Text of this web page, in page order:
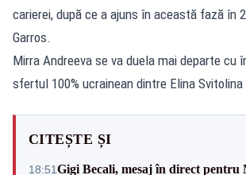
carierei, după ce a ajuns în această fază în
Garros.
Mirra Andreeva se va duela mai departe cu
sfertul 100% ucrainean dintre Elina
CITEȘTE ȘI
18:51Gigi Becali, mesaj în direct pentru